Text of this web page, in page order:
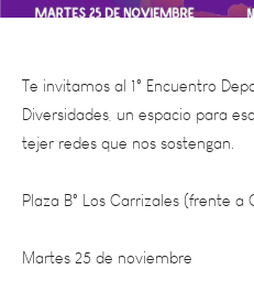
Te invitamos al 1° Encuentro
Diversidades, un espacio para
tejer redes que nos sostengan.
Plaza B° Los Carrizales (frente a
Martes 25 de noviembre
9:00 h